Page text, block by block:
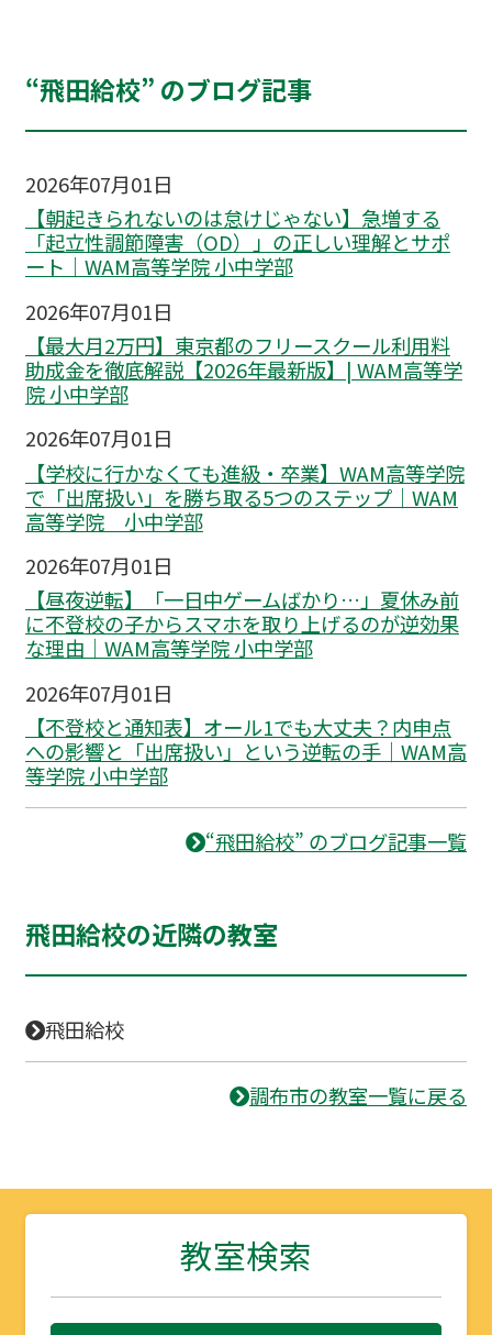
“飛田給校” のブログ記事
2026年07月01日
【朝起きられないのは怠けじゃない】急増する
「起立性調節障害（OD）」の正しい理解とサポ
ート｜WAM高等学院 小中学部
2026年07月01日
【最大月2万円】東京都のフリースクール利用料
助成金を徹底解説【2026年最新版】| WAM高等学
院 小中学部
2026年07月01日
【学校に行かなくても進級・卒業】WAM高等学院
で「出席扱い」を勝ち取る5つのステップ｜WAM
高等学院 小中学部
2026年07月01日
【昼夜逆転】「一日中ゲームばかり…」夏休み前
に不登校の子からスマホを取り上げるのが逆効果
な理由｜WAM高等学院 小中学部
2026年07月01日
【不登校と通知表】オール1でも大丈夫？内申点
への影響と「出席扱い」という逆転の手｜WAM高
等学院 小中学部
“飛田給校” のブログ記事一覧
飛田給校の近隣の教室
飛田給校
調布市の教室一覧に戻る
教室検索